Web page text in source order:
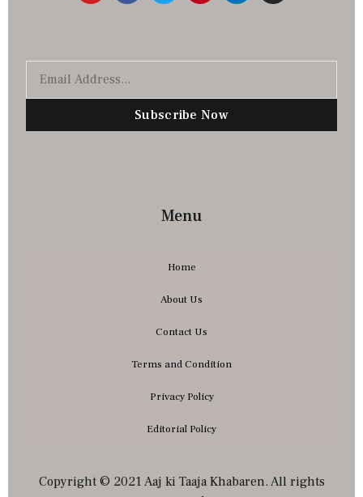
Subscribe Now
Menu
Home
About Us
Contact Us
Terms and Condition
Privacy Policy
Editorial Policy
Copyright © 2021 Aaj ki Taaja Khabaren. All rights